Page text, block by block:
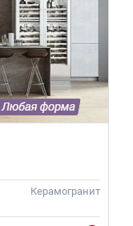
Керамогранит